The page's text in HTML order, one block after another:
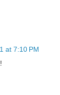
at 7:10 PM